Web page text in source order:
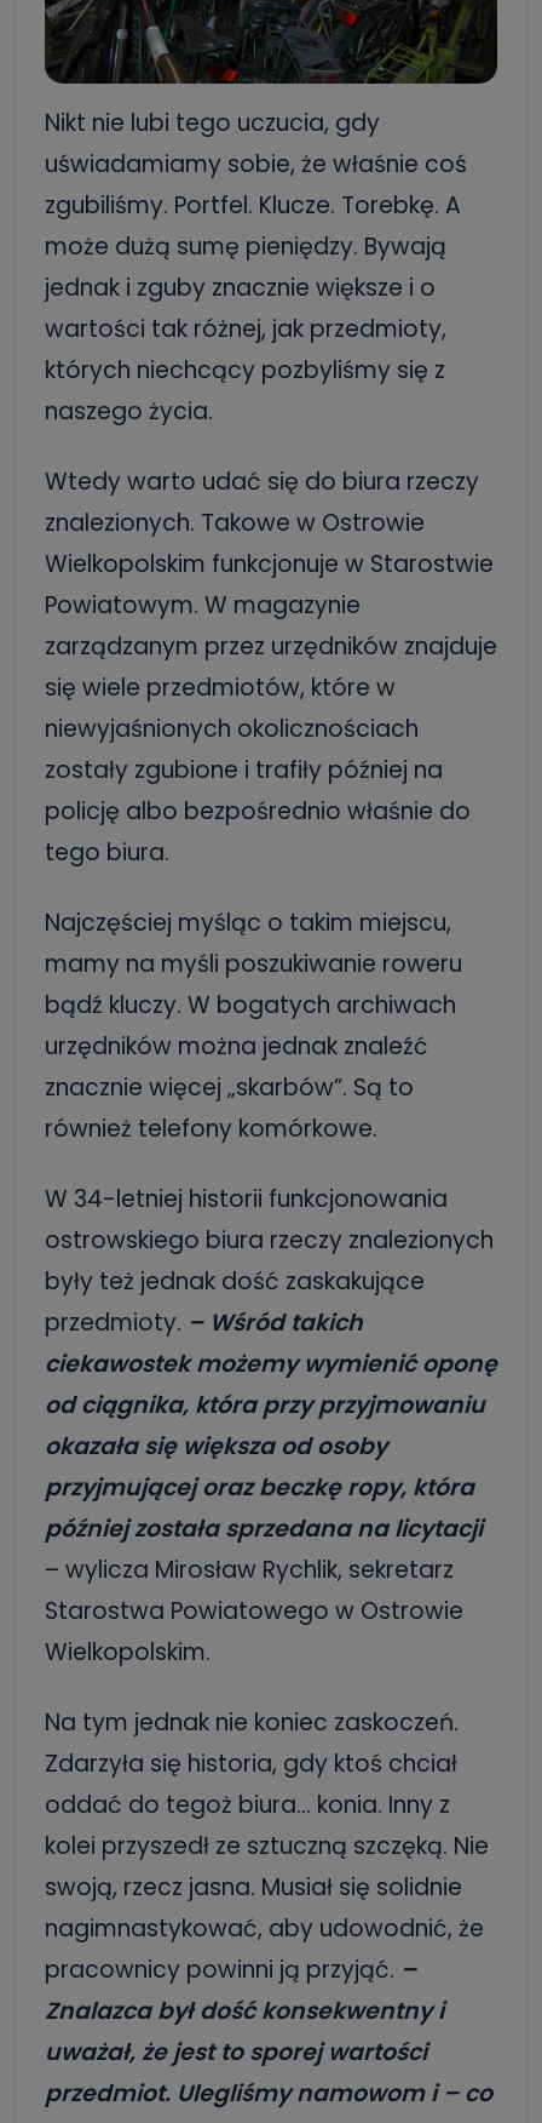
Nikt nie lubi tego uczucia, gdy
uświadamiamy sobie, że właśnie coś
zgubiliśmy. Portfel. Klucze. Torebkę. A
może dużą sumę pieniędzy. Bywają
jednak i zguby znacznie większe i o
wartości tak różnej, jak przedmioty,
których niechcący pozbyliśmy się z
naszego życia.
Wtedy warto udać się do biura rzeczy
znalezionych. Takowe w Ostrowie
Wielkopolskim funkcjonuje w Starostwie
Powiatowym. W magazynie
zarządzanym przez urzędników znajduje
się wiele przedmiotów, które w
niewyjaśnionych okolicznościach
zostały zgubione i trafiły później na
policję albo bezpośrednio właśnie do
tego biura.
Najczęściej myśląc o takim miejscu,
mamy na myśli poszukiwanie roweru
bądź kluczy. W bogatych archiwach
urzędników można jednak znaleźć
znacznie więcej „skarbów”. Są to
również telefony komórkowe.
W 34-letniej historii funkcjonowania
ostrowskiego biura rzeczy znalezionych
były też jednak dość zaskakujące
przedmioty. – Wśród takich
ciekawostek możemy wymienić oponę
od ciągnika, która przy przyjmowaniu
okazała się większa od osoby
przyjmującej oraz beczkę ropy, która
później została sprzedana na licytacji
– wylicza Mirosław Rychlik, sekretarz
Starostwa Powiatowego w Ostrowie
Wielkopolskim.
Na tym jednak nie koniec zaskoczeń.
Zdarzyła się historia, gdy ktoś chciał
oddać do tegoż biura… konia. Inny z
kolei przyszedł ze sztuczną szczęką. Nie
swoją, rzecz jasna. Musiał się solidnie
nagimnastykować, aby udowodnić, że
pracownicy powinni ją przyjąć. –
Znalazca był dość konsekwentny i
uważał, że jest to sporej wartości
przedmiot. Ulegliśmy namowom i – co